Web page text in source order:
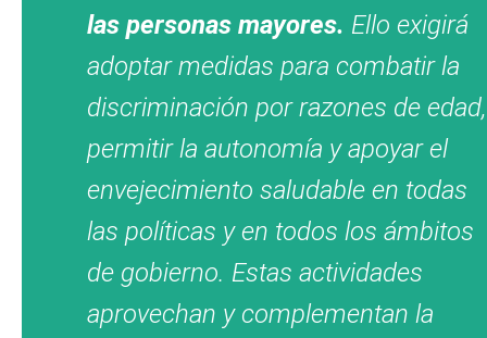
las personas mayores. Ello exigirá
adoptar medidas para combatir la
discriminación por razones de edad,
permitir la autonomía y apoyar el
envejecimiento saludable en todas
las políticas y en todos los ámbitos
de gobierno. Estas actividades
aprovechan y complementan la